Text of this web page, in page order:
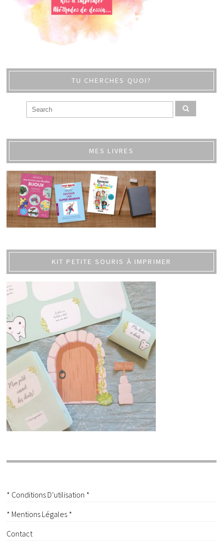
TU CHERCHES QUOI?
MES LIVRES
KIT PETITE SOURIS À IMPRIMER
* Conditions D’utilisation *
* Mentions Légales *
Contact